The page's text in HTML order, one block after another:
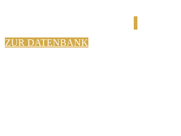
ZUR DATENBANK